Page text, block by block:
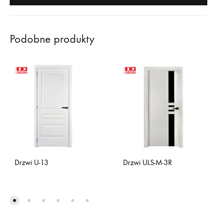
Podobne produkty
Drzwi U-13 Drzwi ULS-M-3R